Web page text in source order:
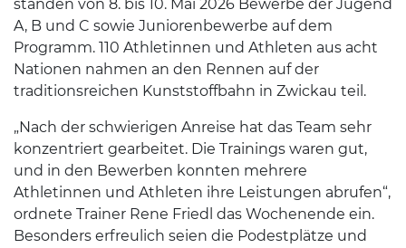
standen von 8. bis 10. Mai 2026 Bewerbe der Jugend
A, B und C sowie Juniorenbewerbe auf dem
Programm. 110 Athletinnen und Athleten aus acht
Nationen nahmen an den Rennen auf der
traditionsreichen Kunststoffbahn in Zwickau teil.
„Nach der schwierigen Anreise hat das Team sehr
konzentriert gearbeitet. Die Trainings waren gut,
und in den Bewerben konnten mehrere
Athletinnen und Athleten ihre Leistungen abrufen“,
ordnete Trainer Rene Friedl das Wochenende ein.
Besonders erfreulich seien die Podestplätze und